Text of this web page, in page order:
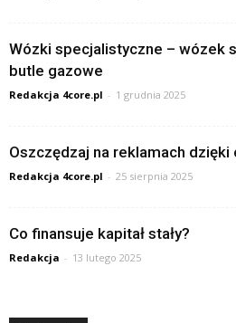
Wózki specjalistyczne – wózek
butle gazowe
Redakcja 4core.pl - 1 grudnia 2025
Oszczędzaj na reklamach
Redakcja 4core.pl - 25 sierpnia 2025
Co finansuje kapitał stały?
Redakcja - 13 lutego 2025